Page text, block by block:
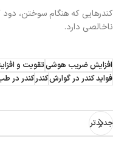
کندرهایی که هنگام سوختن، دود
ناخالصی دارد.
افزایش ضریب هوشیتقویت و
فواید کندر در گوارشکندرکندر در
جدیدتر